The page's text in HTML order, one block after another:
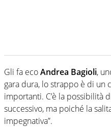
Gli fa ecoAndrea Bagioli,
gara dura, lo strappo è di un
importanti. C’è la possibilità
successivo, ma poiché la
impegnativa”.